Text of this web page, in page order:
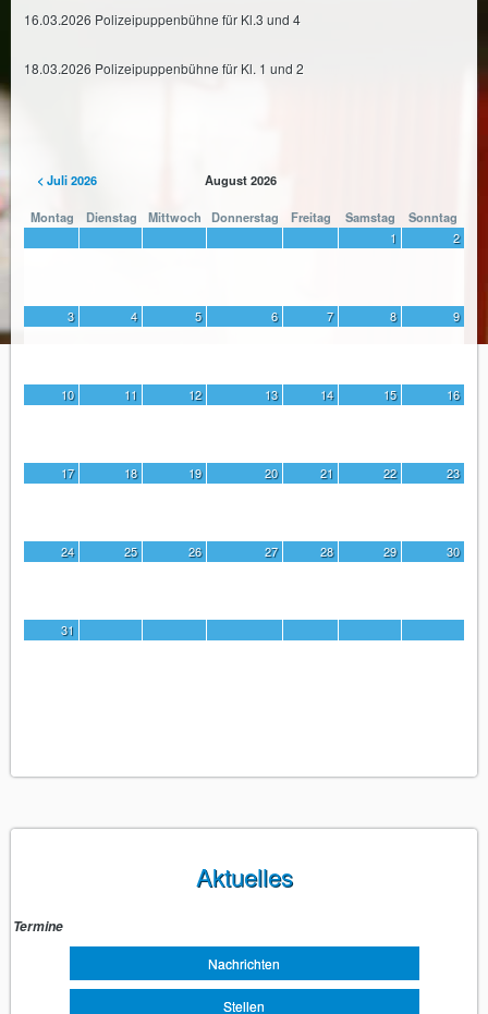
16.03.2026 Polizeipuppenbühne für Kl.3 und 4
18.03.2026 Polizeipuppenbühne für Kl. 1 und 2
< Juli 2026 August 2026
Montag Dienstag Mittwoch Donnerstag Freitag Samstag Sonntag
1 2
3 4 5 6 7 8 9
10 11 12 13 14 15 16
17 18 19 20 21 22 23
24 25 26 27 28 29 30
31
Aktuelles
Navigation
überspringen
Termine
Nachrichten
Stellen